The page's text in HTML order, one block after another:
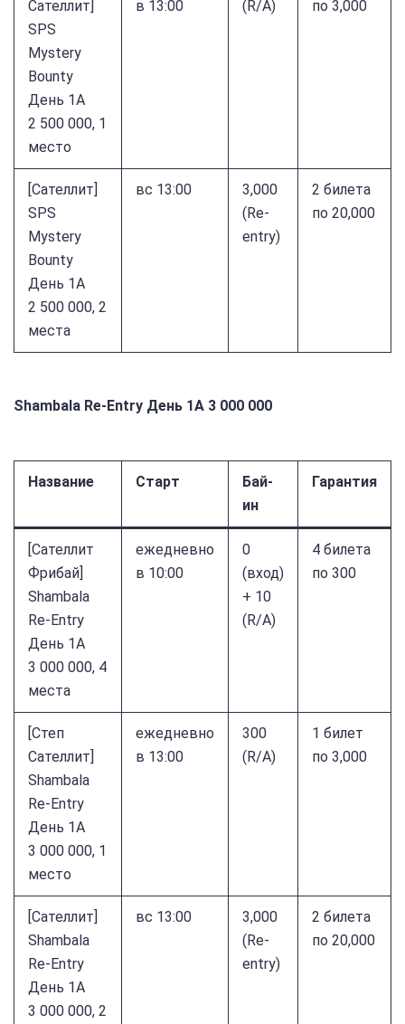
Cателлит]
SPS
Mystery
Bounty
День 1A
2 500 000, 1
место
в 13:00 (R/A) по 3,000
[Сателлит]
SPS
Mystery
Bounty
День 1A
2 500 000, 2
места
вс 13:00
3,000
(Re-
entry)
2 билета
по 20,000
Shambala Re-Entry День 1A 3 000 000
Название Старт
Бай-
ин
Гарантия
[Cателлит
Фрибай]
Shambala
Re-Entry
День 1A
3 000 000, 4
места
ежедневно
в 10:00
0
(вход)
+ 10
(R/A)
4 билета
по 300
[Степ
Cателлит]
Shambala
Re-Entry
День 1A
3 000 000, 1
место
ежедневно
в 13:00
300
(R/A)
1 билет
по 3,000
[Сателлит]
Shambala
Re-Entry
День 1A
3 000 000, 2
вс 13:00
3,000
(Re-
entry)
2 билета
по 20,000